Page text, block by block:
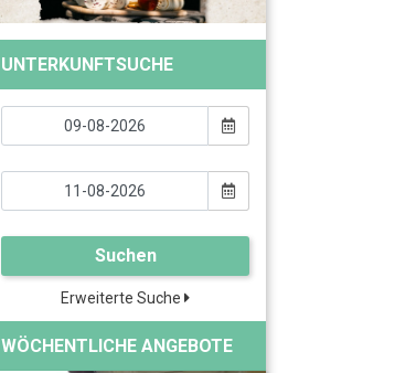
UNTERKUNFTSUCHE
Suchen
Erweiterte Suche
WÖCHENTLICHE ANGEBOTE